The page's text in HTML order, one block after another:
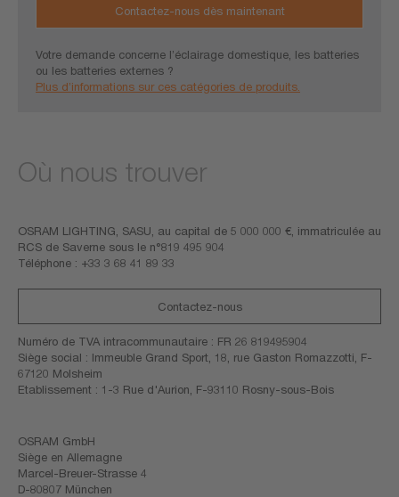
Contactez-nous dès maintenant
Votre demande concerne l’éclairage domestique, les batteries
ou les batteries externes ?
Plus d’informations sur ces catégories de produits.
Où nous trouver
Contact en France
OSRAM LIGHTING, SASU, au capital de 5 000 000 €, immatriculée au
RCS de Saverne sous le n°819 495 904
Téléphone : +33 3 68 41 89 33
Contactez-nous
Numéro de TVA intracommunautaire : FR 26 819495904
Siège social : Immeuble Grand Sport, 18, rue Gaston Romazzotti, F-
67120 Molsheim
Etablissement : 1-3 Rue d'Aurion, F-93110 Rosny-sous-Bois
Siège en Allemagne
OSRAM GmbH
Siège en Allemagne
Marcel-Breuer-Strasse 4
D-80807 München